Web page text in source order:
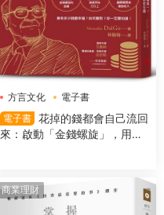
方言文化
電子書
電子書 花掉的錢都會自己流回
來：啟動「金錢螺旋」，用錢
商業理財